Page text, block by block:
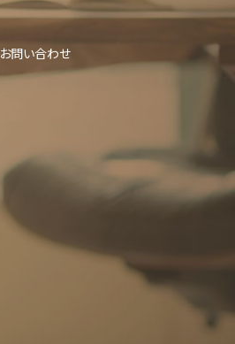
お問い合わせ